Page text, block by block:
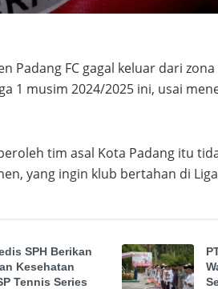
Padang FC gagal keluar dari
1 musim 2024/2025 ini, usai
tim asal Kota Padang itu
yang ingin klub bertahan di
SPH Berikan
Kesehatan
Tennis Series